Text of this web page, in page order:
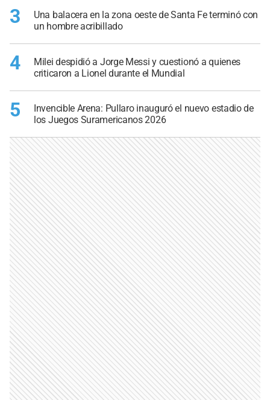
3
Una balacera en la zona oeste de Santa Fe terminó con
un hombre acribillado
4
Milei despidió a Jorge Messi y cuestionó a quienes
criticaron a Lionel durante el Mundial
5
Invencible Arena: Pullaro inauguró el nuevo estadio de
los Juegos Suramericanos 2026